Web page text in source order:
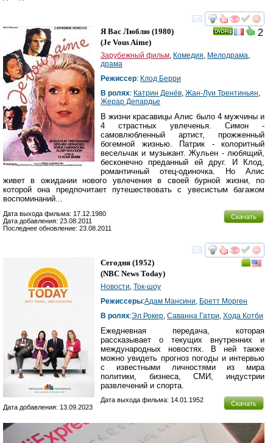
смотреть
2
Я Вас Люблю (1980)
(Je Vous Aime)
Зарубежный фильм, Комедия, Мелодрама,
драма
Режиссер: Клод Берри
В ролях: Катрин Денёв, Жан-Луи Трентиньян,
Жерар Депардье
В жизни красавицы Алис было 4 мужчины и
4 страстных увлеченья. Симон -
самовлюбленный артист, прожженный
богемной жизнью. Патрик - колоритный
весельчак и музыкант. Жульен - любящий,
бесконечно преданный ей друг. И Клод,
романтичный отец-одиночка. Но Алис
живет в ожидании нового увлечения в своей бурной жизни, по
которой она предпочитает путешествовать с увесистым багажом
воспоминаний...
Скачать
Дата выхода фильма: 17.12.1980
Дата добавления: 23.08.2011
Последнее обновление: 23.08.2011
смотреть
Сегодня (1952)
(NBC News Today)
Новости Ток-шоу
Режиссеры:Адам Манcини Бретт Морген
В ролях:Эл Рокер Саванна Гатри Хода Котби
Ежедневная передача, которая
рассказывает о текущих внутренних и
международных новостях. В ней также
можно увидеть прогноз погоды и интервью
с известными личностями из мира
политики, бизнеса, СМИ, индустрии
развлечений и спорта.
Скачать
Дата выхода фильма: 14.01.1952
Дата добавления: 13.09.2023